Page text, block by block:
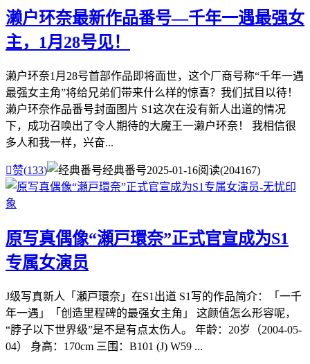
濑户环奈最新作品番号—千年一遇最强女
主，1月28号见！
濑户环奈1月28号首部作品即将面世，这个厂商号称“千年一遇
最强女主角”将给兄弟们带来什么样的惊喜？我们拭目以待！
濑户环奈作品番号封面图片 S1这次在没有新人出道的情况
下，成功召唤出了令人期待的大魔王一濑户环奈！ 我相信很
多人和我一样，兴奋...
赞(133) 经典番号2025-01-16阅读(204167)
原写真偶像“瀬戸環奈”正式官宣成为S1
专属女演员
J级写真新人「瀬戸環奈」在S1出道 S1写的作品简介：「一千
年一遇」「创造里程碑的最强女主角」 这颜值怎么形容呢，
“脖子以下世界级”是不是有点太伤人。 年龄：20岁（2004-05-
04） 身高：170cm 三围：B101 (J) W59 ...